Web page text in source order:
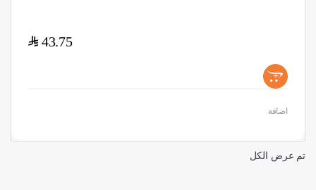
43.75
$
+
اضافة
تم عرض الكل